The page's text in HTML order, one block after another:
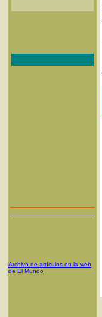
Archivo de artículos en la web
de El Mundo